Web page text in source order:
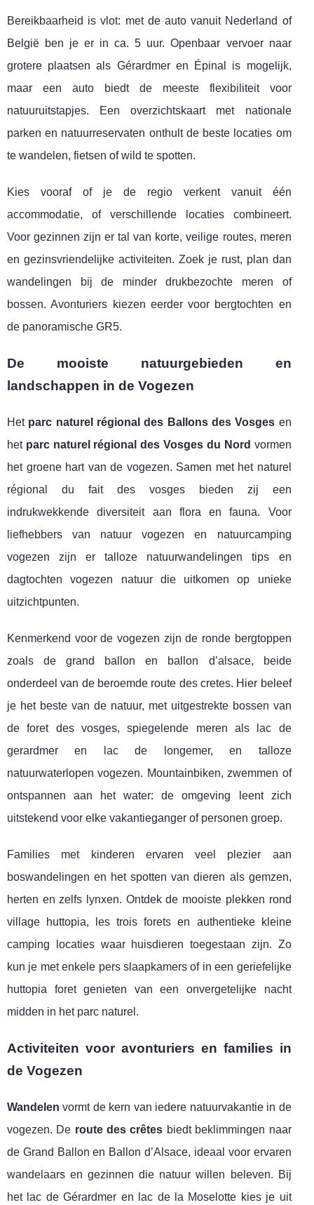
Bereikbaarheid is vlot: met de auto vanuit Nederland of
België ben je er in ca. 5 uur. Openbaar vervoer naar
grotere plaatsen als Gérardmer en Épinal is mogelijk,
maar een auto biedt de meeste flexibiliteit voor
natuuruitstapjes. Een overzichtskaart met nationale
parken en natuurreservaten onthult de beste locaties om
te wandelen, fietsen of wild te spotten.
Kies vooraf of je de regio verkent vanuit één
accommodatie, of verschillende locaties combineert.
Voor gezinnen zijn er tal van korte, veilige routes, meren
en gezinsvriendelijke activiteiten. Zoek je rust, plan dan
wandelingen bij de minder drukbezochte meren of
bossen. Avonturiers kiezen eerder voor bergtochten en
de panoramische GR5.
De mooiste natuurgebieden en
landschappen in de Vogezen
Het parc naturel régional des Ballons des Vosges en
het parc naturel régional des Vosges du Nord vormen
het groene hart van de vogezen. Samen met het naturel
régional du fait des vosges bieden zij een
indrukwekkende diversiteit aan flora en fauna. Voor
liefhebbers van natuur vogezen en natuurcamping
vogezen zijn er talloze natuurwandelingen tips en
dagtochten vogezen natuur die uitkomen op unieke
uitzichtpunten.
Kenmerkend voor de vogezen zijn de ronde bergtoppen
zoals de grand ballon en ballon d’alsace, beide
onderdeel van de beroemde route des cretes. Hier beleef
je het beste van de natuur, met uitgestrekte bossen van
de foret des vosges, spiegelende meren als lac de
gerardmer en lac de longemer, en talloze
natuurwaterlopen vogezen. Mountainbiken, zwemmen of
ontspannen aan het water: de omgeving leent zich
uitstekend voor elke vakantieganger of personen groep.
Families met kinderen ervaren veel plezier aan
boswandelingen en het spotten van dieren als gemzen,
herten en zelfs lynxen. Ontdek de mooiste plekken rond
village huttopia, les trois forets en authentieke kleine
camping locaties waar huisdieren toegestaan zijn. Zo
kun je met enkele pers slaapkamers of in een geriefelijke
huttopia foret genieten van een onvergetelijke nacht
midden in het parc naturel.
Activiteiten voor avonturiers en families in
de Vogezen
Wandelen vormt de kern van iedere natuurvakantie in de
vogezen. De route des crêtes biedt beklimmingen naar
de Grand Ballon en Ballon d’Alsace, ideaal voor ervaren
wandelaars en gezinnen die natuur willen beleven. Bij
het lac de Gérardmer en lac de la Moselotte kies je uit